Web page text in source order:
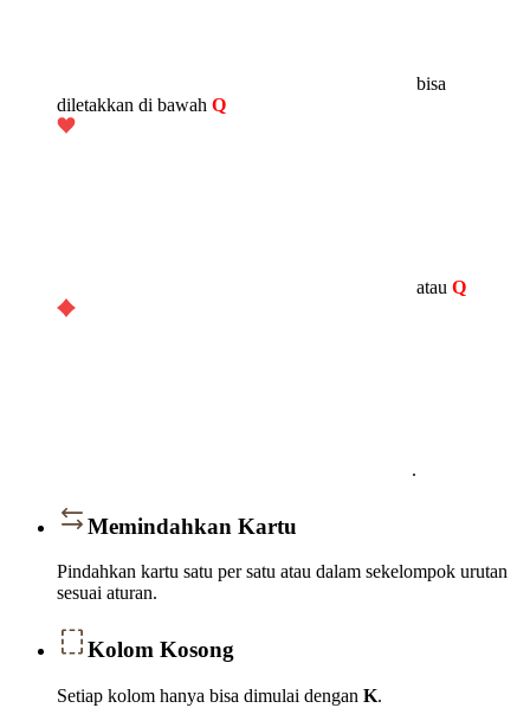
bisa
diletakkan di bawah Q
atau Q
.
Memindahkan Kartu
Pindahkan kartu satu per satu atau dalam sekelompok urutan
sesuai aturan.
Kolom Kosong
Setiap kolom hanya bisa dimulai dengan K.